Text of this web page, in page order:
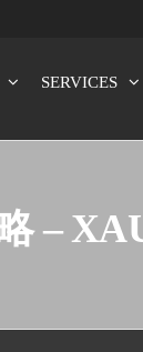
SERVICES
–